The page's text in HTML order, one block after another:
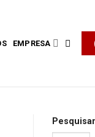
EMPRESA
Pesquisar